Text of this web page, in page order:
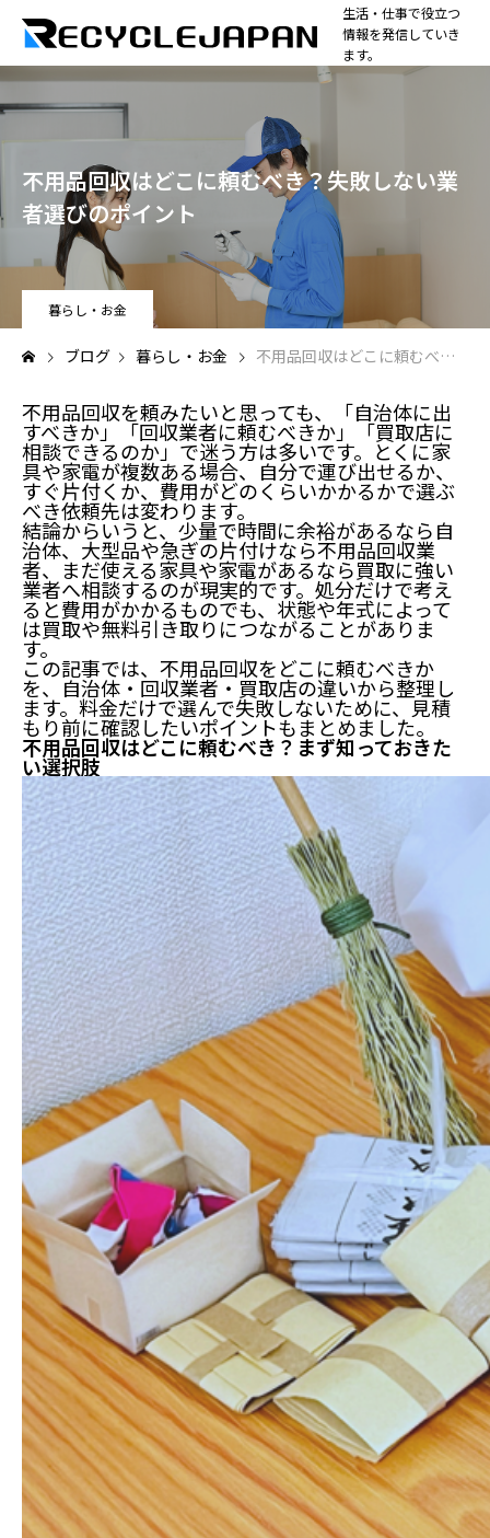
生活・仕事で役立つ
情報を発信していき
ます。
不用品回収はどこに頼むべき？失敗しない業
者選びのポイント
暮らし・お金
ブログ 暮らし・お金 不用品回収はどこに頼むべき？失敗しない業者選びのポイント
不用品回収を頼みたいと思っても、「自治体に出
すべきか」「回収業者に頼むべきか」「買取店に
相談できるのか」で迷う方は多いです。とくに家
具や家電が複数ある場合、自分で運び出せるか、
すぐ片付くか、費用がどのくらいかかるかで選ぶ
べき依頼先は変わります。
結論からいうと、少量で時間に余裕があるなら自
治体、大型品や急ぎの片付けなら不用品回収業
者、まだ使える家具や家電があるなら買取に強い
業者へ相談するのが現実的です。処分だけで考え
ると費用がかかるものでも、状態や年式によって
は買取や無料引き取りにつながることがありま
す。
この記事では、不用品回収をどこに頼むべきか
を、自治体・回収業者・買取店の違いから整理し
ます。料金だけで選んで失敗しないために、見積
もり前に確認したいポイントもまとめました。
不用品回収はどこに頼むべき？まず知っておきた
い選択肢